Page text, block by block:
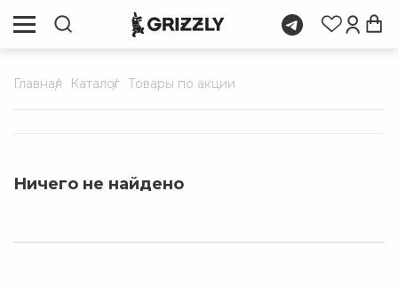
Главная Каталог Товары по акции
Ничего не найдено